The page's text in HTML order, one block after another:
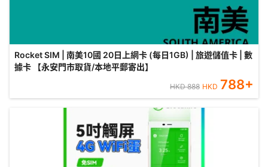
Rocket SIM | 南美10國 20日上網卡 (每日1GB) | 旅遊儲值卡 | 數
據卡 【永安門市取貨/本地平郵寄出】
HKD888 HKD 788+